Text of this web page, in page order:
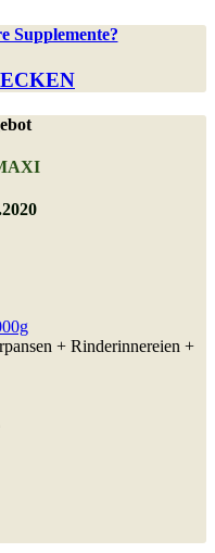
Supplemente?
+ Rinderinnereien +